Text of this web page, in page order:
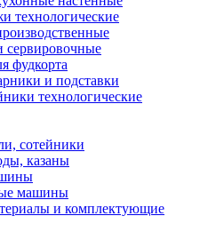
технологические
сервировочные
фудкорта
и подставки
технологические
сотейники
казаны
машины
и комплектующие